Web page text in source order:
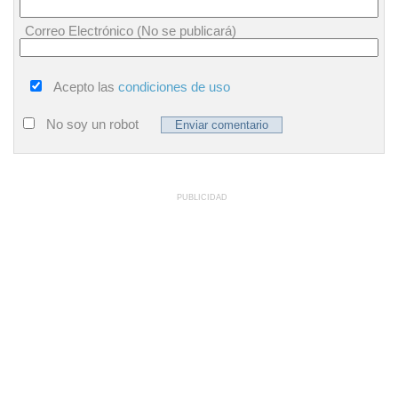
Correo Electrónico (No se publicará)
Acepto las condiciones de uso
No soy un robot
PUBLICIDAD